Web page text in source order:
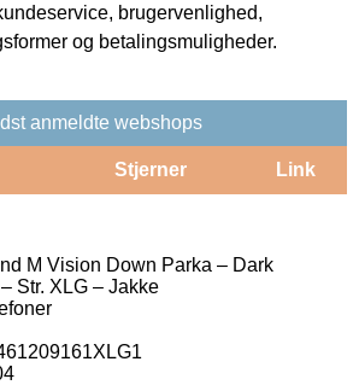
brugervenlighed,
og betalingsmuligheder.
anmeldte webshops
Stjerner Link
M Vision Down Parka – Dark
Str. XLG – Jakke